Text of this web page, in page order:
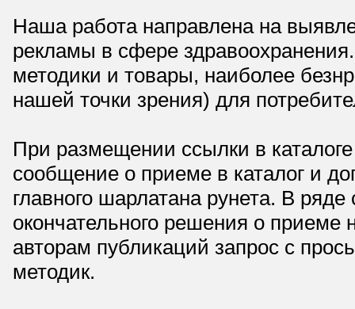
Наша работа направлена на
рекламы в сфере
методики и товары, наиболее
нашей точки зрения) для
При размещении ссылки в
сообщение о приеме в каталог и
главного шарлатана рунета. В
окончательного решения о приеме
авторам публикаций запрос с
методик.